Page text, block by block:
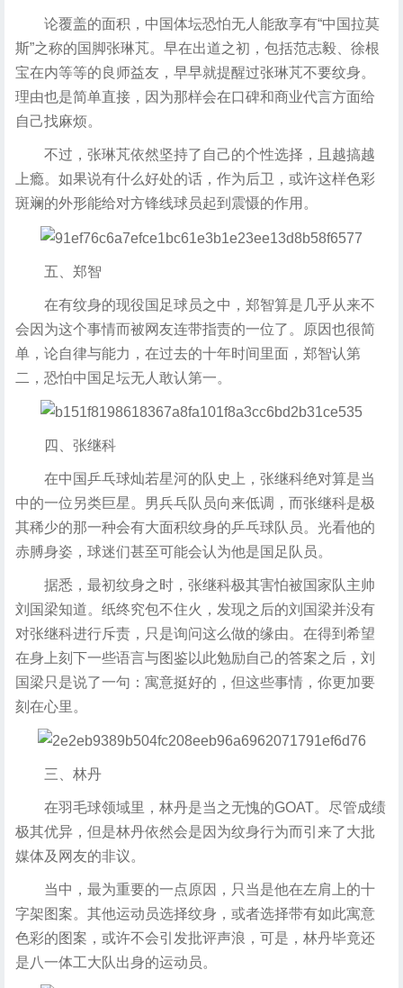
论覆盖的面积，中国体坛恐怕无人能敌享有“中国拉莫
斯”之称的国脚张琳芃。早在出道之初，包括范志毅、徐根
宝在内等等的良师益友，早早就提醒过张琳芃不要纹身。
理由也是简单直接，因为那样会在口碑和商业代言方面给
自己找麻烦。
不过，张琳芃依然坚持了自己的个性选择，且越搞越
上瘾。如果说有什么好处的话，作为后卫，或许这样色彩
斑斓的外形能给对方锋线球员起到震慑的作用。
五、郑智
在有纹身的现役国足球员之中，郑智算是几乎从来不
会因为这个事情而被网友连带指责的一位了。原因也很简
单，论自律与能力，在过去的十年时间里面，郑智认第
二，恐怕中国足坛无人敢认第一。
四、张继科
在中国乒乓球灿若星河的队史上，张继科绝对算是当
中的一位另类巨星。男兵乓队员向来低调，而张继科是极
其稀少的那一种会有大面积纹身的乒乓球队员。光看他的
赤膊身姿，球迷们甚至可能会认为他是国足队员。
据悉，最初纹身之时，张继科极其害怕被国家队主帅
刘国梁知道。纸终究包不住火，发现之后的刘国梁并没有
对张继科进行斥责，只是询问这么做的缘由。在得到希望
在身上刻下一些语言与图鉴以此勉励自己的答案之后，刘
国梁只是说了一句：寓意挺好的，但这些事情，你更加要
刻在心里。
三、林丹
在羽毛球领域里，林丹是当之无愧的GOAT。尽管成绩
极其优异，但是林丹依然会是因为纹身行为而引来了大批
媒体及网友的非议。
当中，最为重要的一点原因，只当是他在左肩上的十
字架图案。其他运动员选择纹身，或者选择带有如此寓意
色彩的图案，或许不会引发批评声浪，可是，林丹毕竟还
是八一体工大队出身的运动员。